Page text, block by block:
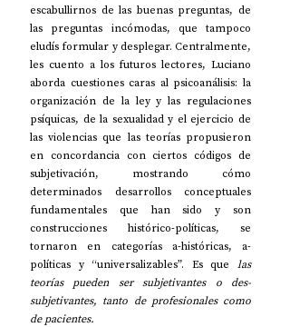
escabullirnos de las buenas preguntas, de
las preguntas incómodas, que tampoco
eludís formular y desplegar. Centralmente,
les cuento a los futuros lectores, Luciano
aborda cuestiones caras al psicoanálisis: la
organización de la ley y las regulaciones
psíquicas, de la sexualidad y el ejercicio de
las violencias que las teorías propusieron
en concordancia con ciertos códigos de
subjetivación, mostrando cómo
determinados desarrollos conceptuales
fundamentales que han sido y son
construcciones histórico-políticas, se
tornaron en categorías a-históricas, a-
políticas y “universalizables”. Es que las
teorías pueden ser subjetivantes o des-
subjetivantes, tanto de profesionales como
de pacientes.